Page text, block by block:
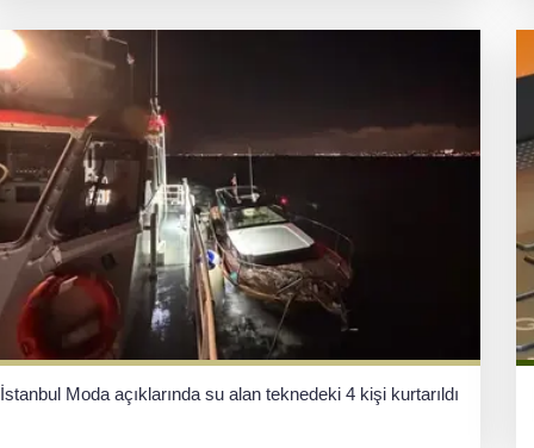
İstanbul Moda açıklarında su alan teknedeki 4 kişi kurtarıldı